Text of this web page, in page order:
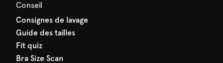
Conseil
Consignes de lavage
Guide des tailles
Fit quiz
Bra Size Scan